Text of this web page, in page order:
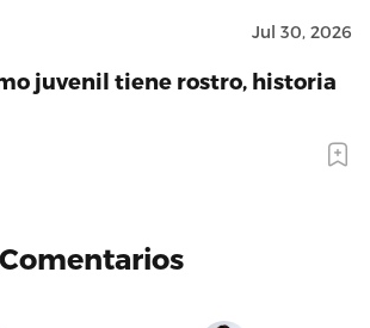
Jul 30, 2026
juvenil tiene rostro, historia